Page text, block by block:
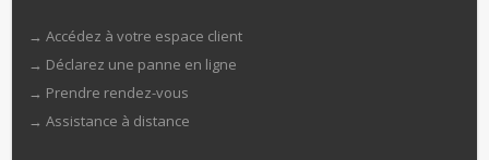
→ Accédez à votre espace client
→ Déclarez une panne en ligne
→ Prendre rendez-vous
→ Assistance à distance